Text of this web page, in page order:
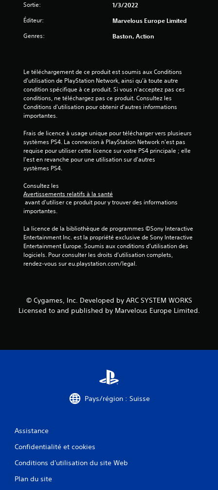
3
v
i
Sortie: 1/3/2022
Éditeur: Marvelous Europe Limited
Genres: Baston, Action
Le téléchargement de ce produit est soumis aux Conditions
d'utilisation de PlayStation Network, ainsi qu'à toute autre
condition spécifique à ce produit. Si vous n'acceptez pas ces
conditions, ne téléchargez pas ce produit. Consultez les
Conditions d'utilisation pour obtenir d'autres informations
importantes.
Frais de licence à usage unique pour télécharger vers plusieurs
systèmes PS4. La connexion à PlayStation Network n'est pas
requise pour utiliser cette licence sur votre PS4 principale ; elle
l'est en revanche pour une utilisation sur d'autres
systèmes PS4.
Consultez les
Avertissements relatifs à la santé
importantes.
La licence de la bibliothèque de programmes ©Sony Interactive
Entertainment Inc. est la propriété exclusive de Sony Interactive
Entertainment Europe. Soumis aux conditions d’utilisation des
logiciels. Pour consulter les droits d’utilisation complets,
rendez-vous sur eu.playstation.com/legal.
© Cygames, Inc. Developed by ARC SYSTEM WORKS
Licensed to and published by Marvelous Europe Limited.
Pays/région : Suisse
Assistance
Confidentialité et cookies
Conditions d'utilisation du site Web
Plan du site